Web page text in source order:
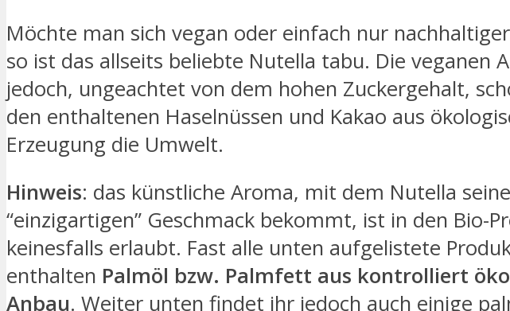
Möchte man sich vegan oder einfach nur
so ist das allseits beliebte Nutella tabu. Die veganen
jedoch, ungeachtet von dem hohen Zuckergehalt,
den enthaltenen Haselnüssen und Kakao aus
Erzeugung die Umwelt.
Hinweis: das künstliche Aroma, mit dem Nutella
“einzigartigen” Geschmack bekommt, ist in den Bio-
keinesfalls erlaubt. Fast alle unten aufgelistete
enthalten Palmöl bzw. Palmfett aus kontrolliert
Anbau. Weiter unten findet ihr jedoch auch einige